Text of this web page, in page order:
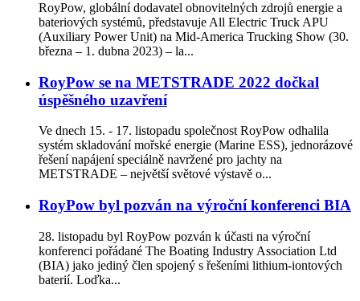
RoyPow, globální dodavatel obnovitelných zdrojů energie a
bateriových systémů, představuje All Electric Truck APU
(Auxiliary Power Unit) na Mid-America Trucking Show (30.
března – 1. dubna 2023) – la...
RoyPow se na METSTRADE 2022 dočkal
úspěšného uzavření
Ve dnech 15. - 17. listopadu společnost RoyPow odhalila
systém skladování mořské energie (Marine ESS), jednorázové
řešení napájení speciálně navržené pro jachty na
METSTRADE – největší světové výstavě o...
RoyPow byl pozván na výroční konferenci BIA
28. listopadu byl RoyPow pozván k účasti na výroční
konferenci pořádané The Boating Industry Association Ltd
(BIA) jako jediný člen spojený s řešeními lithium-iontových
baterií. Loďka...